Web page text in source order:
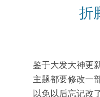
折
鉴于大发大神更
主题都要修改一
以免以后忘记改